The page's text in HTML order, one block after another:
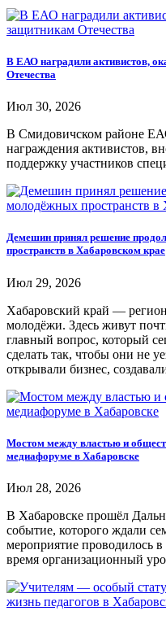
В ЕАО наградили активистов,
Отечества
Июл 30, 2026
В Смидовичском районе
награждения активистов,
поддержку участников
Демешин принял решение
пространств в Хабаровском крае
Июл 29, 2026
Хабаровский край —
молодёжи. Здесь живут
главный вопрос, который
сделать так, чтобы они не
открывали бизнес,
Мостом между властью и
медиафоруме в Хабаровске
Июл 28, 2026
В Хабаровске прошёл
событие, которого ждали
мероприятие проводилось
время организационный